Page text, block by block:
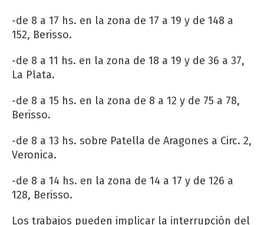
-de 8 a 17 hs. en la zona de 17 a 19 y de 148 a
152, Berisso.
-de 8 a 11 hs. en la zona de 18 a 19 y de 36 a 37,
La Plata.
-de 8 a 15 hs. en la zona de 8 a 12 y de 75 a 78,
Berisso.
-de 8 a 13 hs. sobre Patella de Aragones a Circ. 2,
Veronica.
-de 8 a 14 hs. en la zona de 14 a 17 y de 126 a
128, Berisso.
Los trabajos pueden implicar la interrupción del